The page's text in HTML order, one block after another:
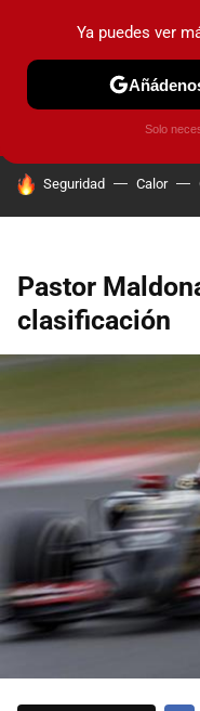
PRUEBAS COCHES
HOY SE HABLA DE
Seguridad Calor
Pastor
clasificación
Ya puedes ver
Solo